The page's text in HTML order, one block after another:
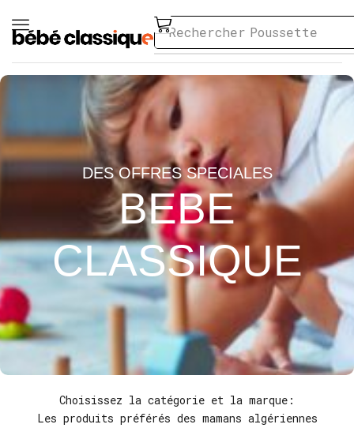
Rechercher Poussette
DES OFFRES SPECIALES
BEBE
CLASSIQUE
Choisissez la catégorie et la marque:
Les produits préférés des mamans algériennes